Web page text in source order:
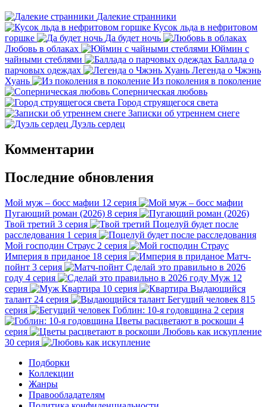
Далекие странники
Кусок льда в нефритовом
горшке
Да будет ночь
Любовь в облаках
Юймин с
чайными стеблями
Баллада о
парчовых одеждах
Легенда о Чжэнь
Хуань
Из поколения в поколение
Соперническая любовь
Город струящегося света
Записки об утреннем снеге
Дуэль сердец
Комментарии
Последние обновления
Мой муж – босс мафии 12 серия
Пугающий роман (2026) 8 серия
Твой третий 3 серия
Поцелуй будет после
расследования 1 серия
Мой господин Страус 2 серия
Империя в приданое 18 серия
Матч-
пойнт 3 серия
Сделай это правильно в 2026
году 4 серия Муж 12
серия
Квартира 10 серия
Выдающийся
талант 24 серия Бегущий человек 815
серия
Гоблин: 10-я годовщина 2 серия
Цветы расцветают в роскоши 4
серия
Любовь как искупление
30 серия
Подборки
Коллекции
Жанры
Правообладателям